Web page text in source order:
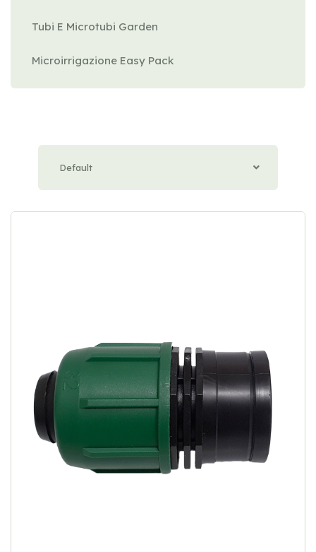
Tubi E Microtubi Garden
Microirrigazione Easy Pack
Default